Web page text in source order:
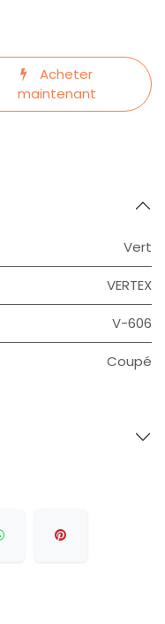
Acheter
maintenant
Vert
VERTEX
V-606
Coupé